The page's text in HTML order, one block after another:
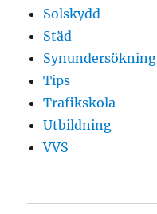
Solskydd
Städ
Synundersökning
Tips
Trafikskola
Utbildning
VVS